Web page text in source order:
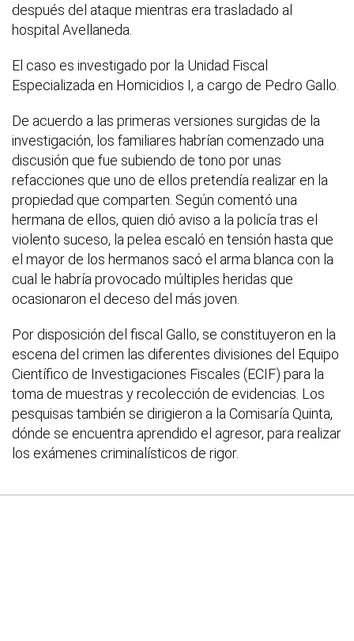
después del ataque mientras era trasladado al
hospital Avellaneda.
El caso es investigado por la Unidad Fiscal
Especializada en Homicidios I, a cargo de Pedro Gallo.
De acuerdo a las primeras versiones surgidas de la
investigación, los familiares habrían comenzado una
discusión que fue subiendo de tono por unas
refacciones que uno de ellos pretendía realizar en la
propiedad que comparten. Según comentó una
hermana de ellos, quien dió aviso a la policía tras el
violento suceso, la pelea escaló en tensión hasta que
el mayor de los hermanos sacó el arma blanca con la
cual le habría provocado múltiples heridas que
ocasionaron el deceso del más joven.
Por disposición del fiscal Gallo, se constituyeron en la
escena del crimen las diferentes divisiones del Equipo
Científico de Investigaciones Fiscales (ECIF) para la
toma de muestras y recolección de evidencias. Los
pesquisas también se dirigieron a la Comisaría Quinta,
dónde se encuentra aprendido el agresor, para realizar
los exámenes criminalísticos de rigor.